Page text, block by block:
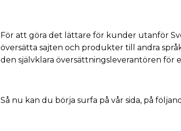
För att göra det lättare för kunder utanför
översätta sajten och produkter till andra
den självklara översättningsleverantören för
Så nu kan du börja surfa på vår sida, på